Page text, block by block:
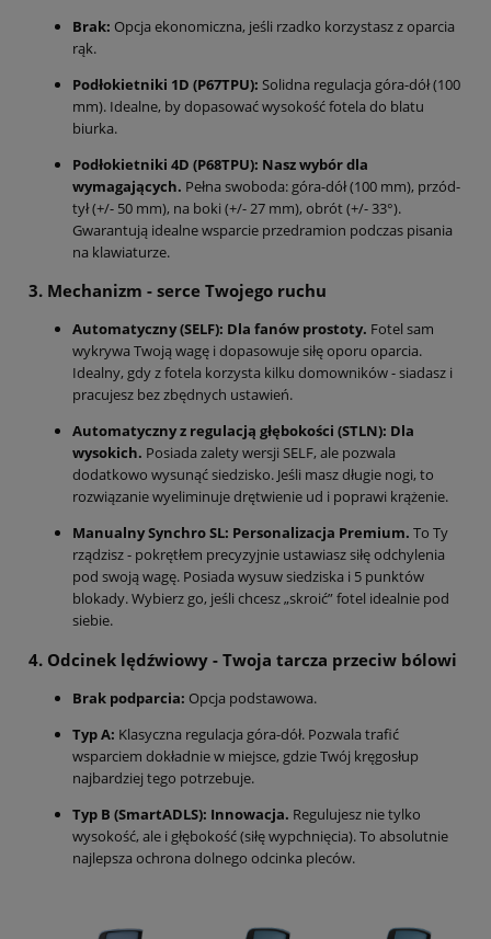
Brak: Opcja ekonomiczna, jeśli rzadko korzystasz z oparcia
rąk.
Podłokietniki 1D (P67TPU): Solidna regulacja góra-dół (100
mm). Idealne, by dopasować wysokość fotela do blatu
biurka.
Podłokietniki 4D (P68TPU): Nasz wybór dla
wymagających. Pełna swoboda: góra-dół (100 mm), przód-
tył (+/- 50 mm), na boki (+/- 27 mm), obrót (+/- 33°).
Gwarantują idealne wsparcie przedramion podczas pisania
na klawiaturze.
3. Mechanizm - serce Twojego ruchu
Automatyczny (SELF): Dla fanów prostoty. Fotel sam
wykrywa Twoją wagę i dopasowuje siłę oporu oparcia.
Idealny, gdy z fotela korzysta kilku domowników - siadasz i
pracujesz bez zbędnych ustawień.
Automatyczny z regulacją głębokości (STLN): Dla
wysokich. Posiada zalety wersji SELF, ale pozwala
dodatkowo wysunąć siedzisko. Jeśli masz długie nogi, to
rozwiązanie wyeliminuje drętwienie ud i poprawi krążenie.
Manualny Synchro SL: Personalizacja Premium. To Ty
rządzisz - pokrętłem precyzyjnie ustawiasz siłę odchylenia
pod swoją wagę. Posiada wysuw siedziska i 5 punktów
blokady. Wybierz go, jeśli chcesz „skroić” fotel idealnie pod
siebie.
4. Odcinek lędźwiowy - Twoja tarcza przeciw bólowi
Brak podparcia: Opcja podstawowa.
Typ A: Klasyczna regulacja góra-dół. Pozwala trafić
wsparciem dokładnie w miejsce, gdzie Twój kręgosłup
najbardziej tego potrzebuje.
Typ B (SmartADLS): Innowacja. Regulujesz nie tylko
wysokość, ale i głębokość (siłę wypchnięcia). To absolutnie
najlepsza ochrona dolnego odcinka pleców.